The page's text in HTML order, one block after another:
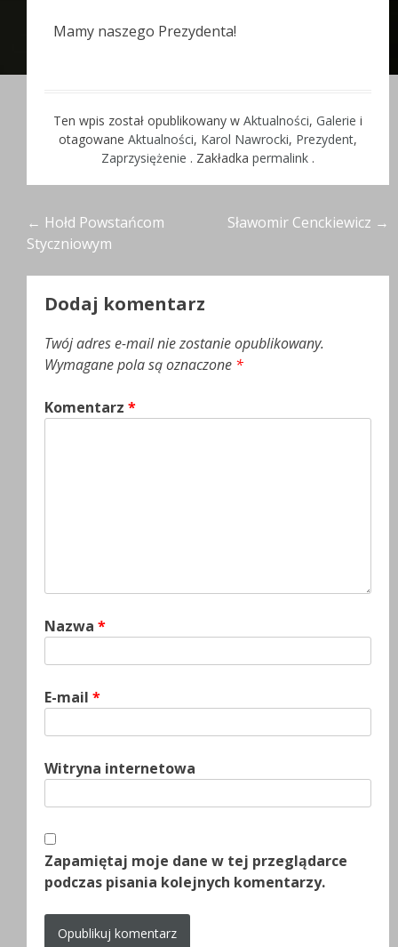
Mamy naszego Prezydenta!
Ten wpis został opublikowany w Aktualności, Galerie i
otagowane Aktualności, Karol Nawrocki, Prezydent,
Zaprzysiężenie . Zakładka permalink .
Nawigacja
wpisu
← Hołd Powstańcom
Styczniowym
Sławomir Cenckiewicz →
Dodaj komentarz
Twój adres e-mail nie zostanie opublikowany.
Wymagane pola są oznaczone *
Komentarz *
Nazwa *
E-mail *
Witryna internetowa
Zapamiętaj moje dane w tej przeglądarce
podczas pisania kolejnych komentarzy.